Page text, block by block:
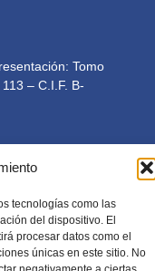
tecnologías como las
del dispositivo. El
procesar datos como el
únicas en este sitio. No
Tomo
– C.I.F. B-
de la LSSI-